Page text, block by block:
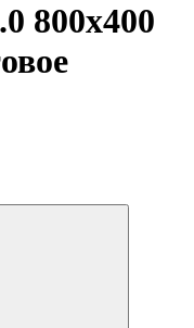
800х400